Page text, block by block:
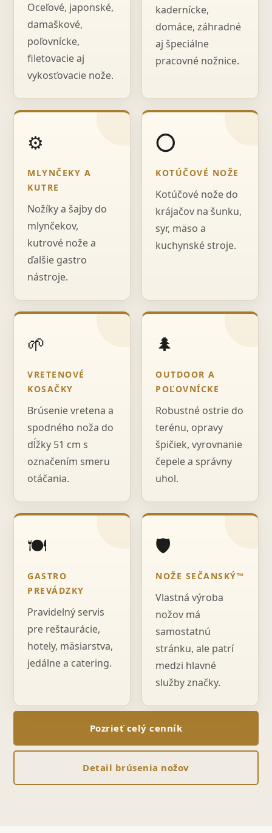
Oceľové, japonské,
damaškové,
poľovnícke,
filetovacie aj
vykosťovacie nože.
kadernícke,
domáce, záhradné
aj špeciálne
pracovné nožnice.
⚙️
MLYNČEKY A
KUTRE
Nožíky a šajby do
mlynčekov,
kutrové nože a
ďalšie gastro
nástroje.
⭕
KOTÚČOVÉ NOŽE
Kotúčové nože do
krájačov na šunku,
syr, mäso a
kuchynské stroje.
🌱
VRETENOVÉ
KOSAČKY
Brúsenie vretena a
spodného noža do
dĺžky 51 cm s
označením smeru
otáčania.
🌲
OUTDOOR A
POĽOVNÍCKE
Robustné ostrie do
terénu, opravy
špičiek, vyrovnanie
čepele a správny
uhol.
🍽️
GASTRO
PREVÁDZKY
Pravidelný servis
pre reštaurácie,
hotely, mäsiarstva,
jedálne a catering.
🛡️
NOŽE SEČANSKÝ™
Vlastná výroba
nožov má
samostatnú
stránku, ale patrí
medzi hlavné
služby značky.
Pozrieť celý cenník
Detail brúsenia nožov